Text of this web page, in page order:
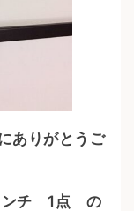
ありがとうご
チ 1点 の